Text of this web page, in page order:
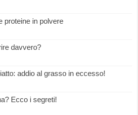
proteine in polvere
davvero?
addio al grasso in eccesso!
Ecco i segreti!